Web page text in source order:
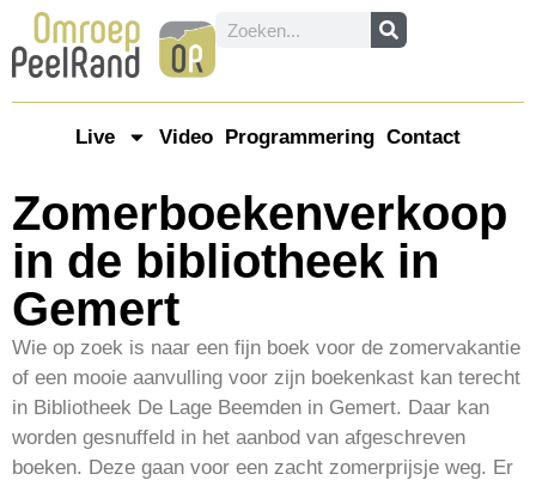
Live Video Programmering Contact
Zomerboekenverkoop
in de bibliotheek in
Gemert
Wie op zoek is naar een fijn boek voor de zomervakantie
of een mooie aanvulling voor zijn boekenkast kan terecht
in Bibliotheek De Lage Beemden in Gemert. Daar kan
worden gesnuffeld in het aanbod van afgeschreven
boeken. Deze gaan voor een zacht zomerprijsje weg. Er